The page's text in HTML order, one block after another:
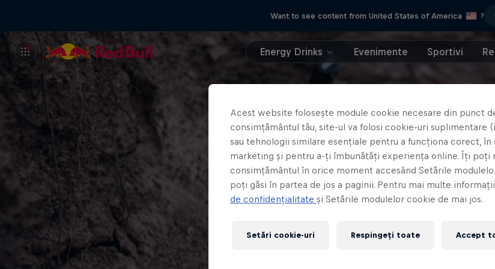
Want to see content from United States of America ?
Energy Drinks Evenimente Sportivi
Acest website folosește module cookie necesare din punct
consimțământul tău, site-ul va folosi cookie-uri suplimentare
sau tehnologii similare esențiale pentru a funcționa corect, în
marketing și pentru a-ți îmbunătăți experiența online. Îți poți
consimțământul în orice moment accesând Setările
poți găsi în partea de jos a paginii. Pentru mai multe
de confidențialitate și Setările modulelor cookie de mai jos.
Setări cookie-uri Respingeți toate Accept